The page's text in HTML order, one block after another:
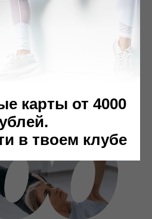
карты от 4000
в твоем клубе
уникальных
в Москве и МО